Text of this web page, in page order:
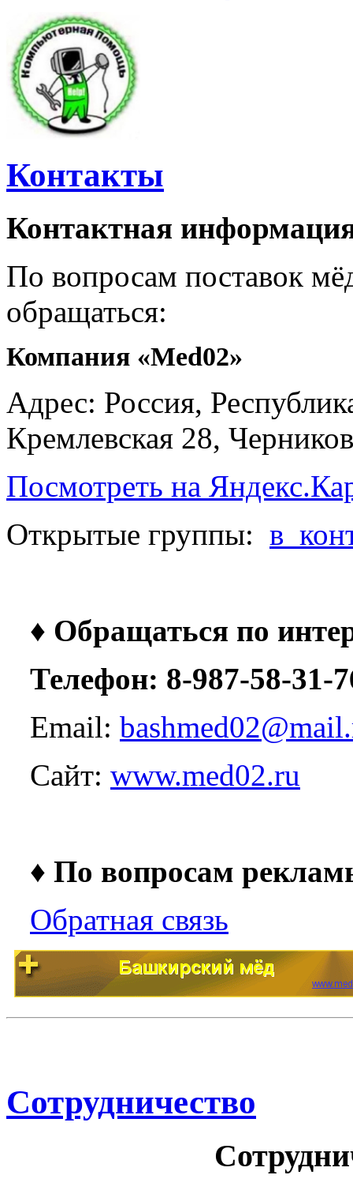
Контакты
Контактная
По вопросам поставок
обращаться:
Компания «Med02»
Адрес: Россия,
Кремлевская 28,
Посмотреть на
Открытые группы:
♦ Обращаться по
Телефон: 8-987-58-31-
Email:
Сайт: www.med02.ru
♦ По вопросам
Обратная связь
Сотрудничество